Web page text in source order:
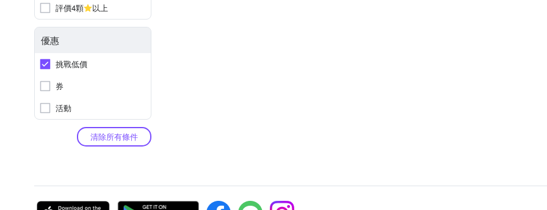
評價4顆
以上
優惠
挑戰低價
券
活動
清除所有條件